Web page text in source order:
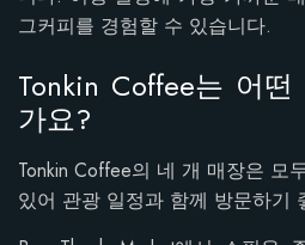
그커피를 경험할 수 있습니다.
Tonkin Coffee는 어
가요?
Tonkin Coffee의 네 개 매장은 모
있어 관광 일정과 함께 방문하기